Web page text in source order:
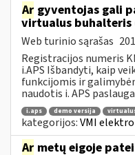
Ar gyventojas gali
virtualus buhalteris
Web turinio sąrašas
Registracijos numeris
i.APS Išbandyti, kaip
funkcijomis ir
naudotis i. APS
i.aps demo versija
kategorijos:VMI
Ar metų eigoje